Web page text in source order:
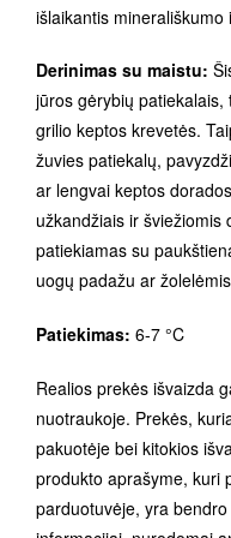
išlaikantis
Derinimas su maistu:
jūros gėrybių
grilio keptos krevetės.
žuvies patiekalų,
ar lengvai keptos
užkandžiais ir
patiekiamas su
uogų padažu ar
Patiekimas: 6-7 °C
Realios prekės išvaizda
nuotraukoje. Prekės,
pakuotėje bei kitokios
produkto aprašyme, kuri
parduotuvėje, yra